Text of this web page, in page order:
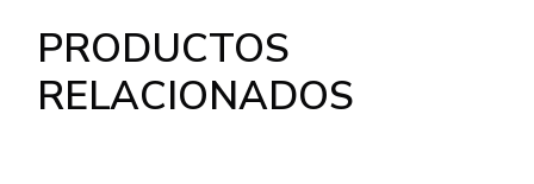
PRODUCTOS
RELACIONADOS